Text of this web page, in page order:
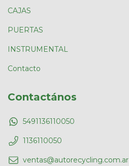
CAJAS
PUERTAS
INSTRUMENTAL
Contacto
Contactános
5491136110050
1136110050
ventas@autorecycling.com.ar